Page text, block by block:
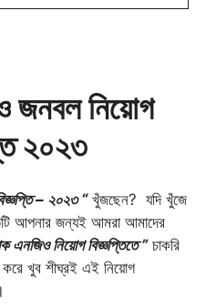
জনবল নিয়োগ
২০২৩
– ২০২৩ “খুঁজছেন? যদি খুঁজে
আপনার জন্যই আমরা আমাদের
এনজিও নিয়োগ বিজ্ঞপ্তিতে ”চাকরি
খুব শীঘ্রই এই নিয়োগ